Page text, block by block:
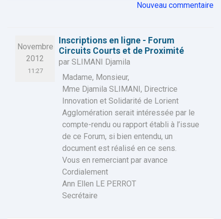
Nouveau commentaire
Novembre
2012
11:27
Inscriptions en ligne - Forum
Circuits Courts et de Proximité
par SLIMANI Djamila
Madame, Monsieur,
Mme Djamila SLIMANI, Directrice
Innovation et Solidarité de Lorient
Agglomération serait intéressée par le
compte-rendu ou rapport établi à l’issue
de ce Forum, si bien entendu, un
document est réalisé en ce sens.
Vous en remerciant par avance
Cordialement
Ann Ellen LE PERROT
Secrétaire